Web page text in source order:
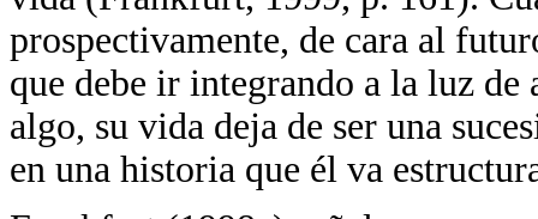
prospectivamente, de cara al
que debe ir integrando a la luz de
algo, su vida deja de ser una
en una historia que él va